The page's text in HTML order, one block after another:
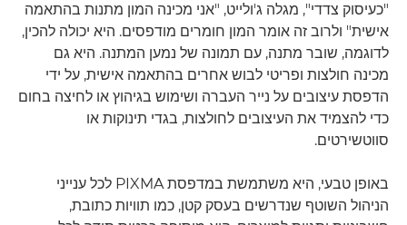
"כעיסוק צדדי", מגלה ג'ולייט, "אני מכינה המון מתנות בהתאמה
אישית" ולרוב זה אומר המון חומרים מודפסים. היא יכולה להכין,
לדוגמה, שובר מתנה, עם תמונה של נמען המתנה. היא גם
מכינה חולצות ופריטי לבוש אחרים בהתאמה אישית, על ידי
הדפסת עיצובים על נייר העברה ושימוש בגיהוץ או לחיצה בחום
כדי להצמיד את העיצובים לחולצות, בגדי תינוקות או
סווטשירטים.
באופן טבעי, היא משתמשת במדפסת PIXMA לכל ענייני
הניהול השוטף שנדרשים בעסק קטן, כמו תוויות כתובת,